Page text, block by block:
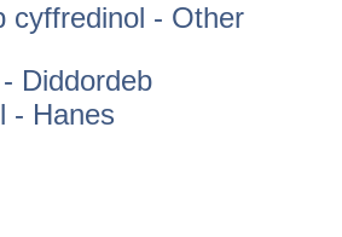
cyffredinol - Other
Diddordeb
- Hanes